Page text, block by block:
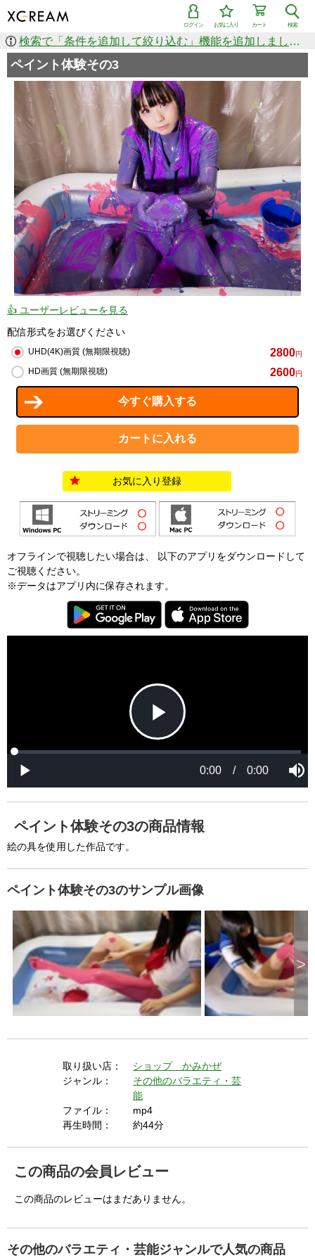
検索
カート
お気に入り
ログイン
検索で「条件を追加して絞り込む」機能を追加しました！
ペイント体験その3
👍 ユーザーレビューを見る
配信形式をお選びください
UHD(4K)画質 (無期限視聴) 2800円
HD画質 (無期限視聴) 2600円
お気に入り登録
オフラインで視聴したい場合は、 以下のアプリをダウンロードして
ご視聴ください。
※データはアプリ内に保存されます。
P
l
y
V
i
d
e
o
a
L
d
0
P
e
s
%
0:00 / 0:00
M
t
ペイント体験その3の商品情報
絵の具を使用した作品です。
ペイント体験その3のサンプル画像
>
取り扱い店：
ショップ かみかぜ
ジャンル：
その他のバラエティ・芸
能
ファイル：
mp4
再生時間：
約44分
この商品の会員レビュー
この商品のレビューはまだありません。
その他のバラエティ・芸能ジャンルで人気の商品